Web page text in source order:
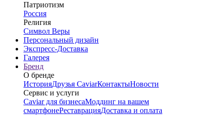
Патриотизм
Россия
Религия
Символ Веры
Персональный дизайн
Экспресс-Доставка
Галерея
Бренд
О бренде
ИсторияДрузья CaviarКонтактыНовости
Сервис и услуги
Caviar для бизнесаМоддинг на вашем
смартфонеРеставрацияДоставка и оплата